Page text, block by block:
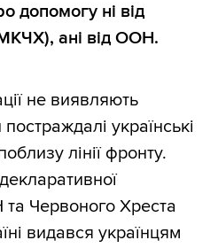
допомогу ні від
ані від ООН.
не виявляють
постраждалі українські
лінії фронту.
Червоного Хреста
видався українцям